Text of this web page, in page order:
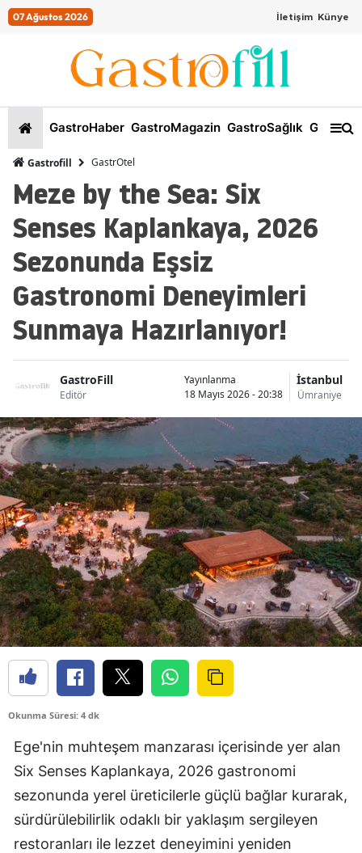
07 Ağustos 2026 İletişim Künye
GastroHaber GastroMagazin GastroSağlık
Gastrofill GastrOtel
Meze by the Sea: Six
Senses Kaplankaya, 2026
Sezonunda Eşsiz
Gastronomi Deneyimleri
Sunmaya Hazırlanıyor!
GastroFill
Editör
Yayınlanma
18 Mayıs 2026 - 20:38
İstanbul
Ümraniye
Okunma Süresi: 4 dk
Ege'nin muhteşem manzarası içerisinde yer alan
Six Senses Kaplankaya, 2026 gastronomi
sezonunda yerel üreticilerle güçlü bağlar kurarak,
sürdürülebilirlik odaklı bir yaklaşım sergileyen
restoranları ile lezzet deneyimini yeniden